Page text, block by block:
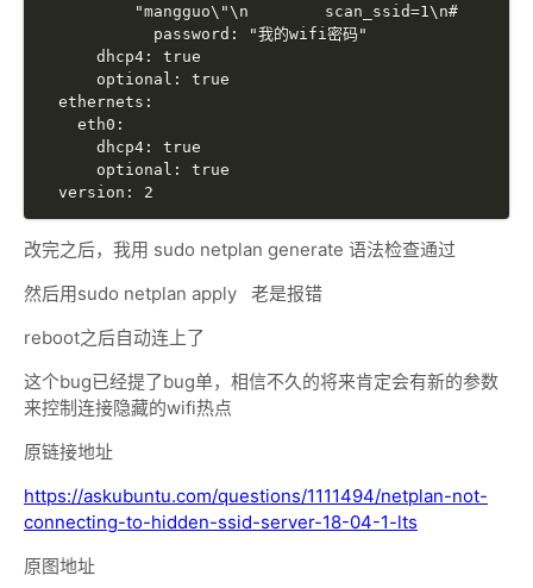
"mangguo\"\n        scan_ssid=1\n#
            password: "我的wifi密码"
      dhcp4: true
      optional: true
  ethernets:
    eth0:
      dhcp4: true
      optional: true
改完之后，我用 sudo netplan generate 语法检查通过
然后用sudo netplan apply 老是报错
reboot之后自动连上了
这个bug已经提了bug单，相信不久的将来肯定会有新的参数
来控制连接隐藏的wifi热点
原链接地址
https://askubuntu.com/questions/1111494/netplan-not-
connecting-to-hidden-ssid-server-18-04-1-lts
原图地址